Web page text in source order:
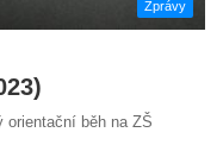
Zprávy
orientační běh na ZŠ